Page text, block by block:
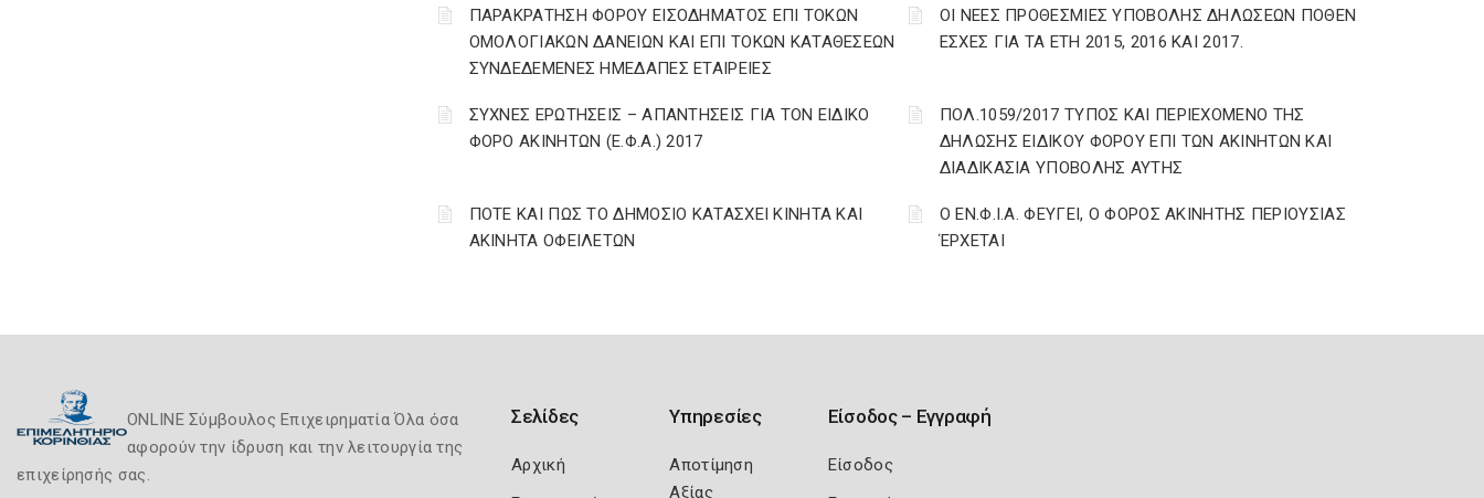
ΠΑΡΑΚΡΑΤΗΣΗ ΦΟΡΟΥ ΕΙΣΟΔΗΜΑΤΟΣ ΕΠΙ ΤΟΚΩΝ
ΟΜΟΛΟΓΙΑΚΩΝ ΔΑΝΕΙΩΝ ΚΑΙ ΕΠΙ ΤΟΚΩΝ ΚΑΤΑΘΕΣΕΩΝ
ΣΥΝΔΕΔΕΜΕΝΕΣ ΗΜΕΔΑΠΕΣ ΕΤΑΙΡΕΙΕΣ
ΟΙ ΝΕΕΣ ΠΡΟΘΕΣΜΙΕΣ ΥΠΟΒΟΛΗΣ ΔΗΛΩΣΕΩΝ ΠΟΘΕΝ
ΕΣΧΕΣ ΓΙΑ ΤΑ ΕΤΗ 2015, 2016 ΚΑΙ 2017.
ΣΥΧΝΕΣ ΕΡΩΤΗΣΕΙΣ – ΑΠΑΝΤΗΣΕΙΣ ΓΙΑ ΤΟΝ ΕΙΔΙΚΟ
ΦΟΡΟ ΑΚΙΝΗΤΩΝ (Ε.Φ.Α.) 2017
ΠΟΛ.1059/2017 ΤΥΠΟΣ ΚΑΙ ΠΕΡΙΕΧΟΜΕΝΟ ΤΗΣ
ΔΗΛΩΣΗΣ ΕΙΔΙΚΟΥ ΦΟΡΟΥ ΕΠΙ ΤΩΝ ΑΚΙΝΗΤΩΝ ΚΑΙ
ΔΙΑΔΙΚΑΣΙΑ ΥΠΟΒΟΛΗΣ ΑΥΤΗΣ
ΠΟΤΕ ΚΑΙ ΠΩΣ ΤΟ ΔΗΜΟΣΙΟ ΚΑΤΑΣΧΕΙ ΚΙΝΗΤΑ ΚΑΙ
ΑΚΙΝΗΤΑ ΟΦΕΙΛΕΤΩΝ
Ο ΕΝ.Φ.Ι.Α. ΦΕΥΓΕΙ, Ο ΦΟΡΟΣ ΑΚΙΝΗΤΗΣ ΠΕΡΙΟΥΣΙΑΣ
ΈΡΧΕΤΑΙ
ONLINE Σύμβουλος Επιχειρηματία Όλα όσα
αφορούν την ίδρυση και την λειτουργία της
επιχείρησής σας.
Σελίδες
Αρχική
Υπηρεσίες
Αποτίμηση
Αξίας
Είσοδος – Εγγραφή
Είσοδος